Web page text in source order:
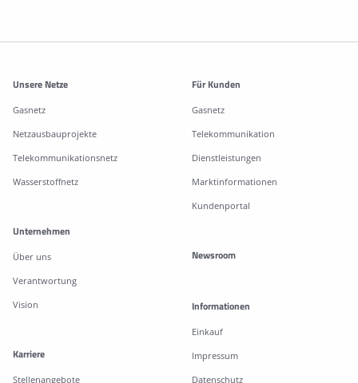
Weitere Informationen
Unsere Netze
Gasnetz
Netzausbauprojekte
Telekommunikationsnetz
Wasserstoffnetz
Für Kunden
Gasnetz
Telekommunikation
Dienstleistungen
Marktinformationen
Kundenportal
Unternehmen
Über uns
Verantwortung
Vision
Karriere
Stellenangebote
Newsroom
Informationen
Einkauf
Impressum
Datenschutz